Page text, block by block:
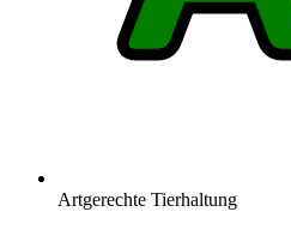
Artgerechte Tierhaltung